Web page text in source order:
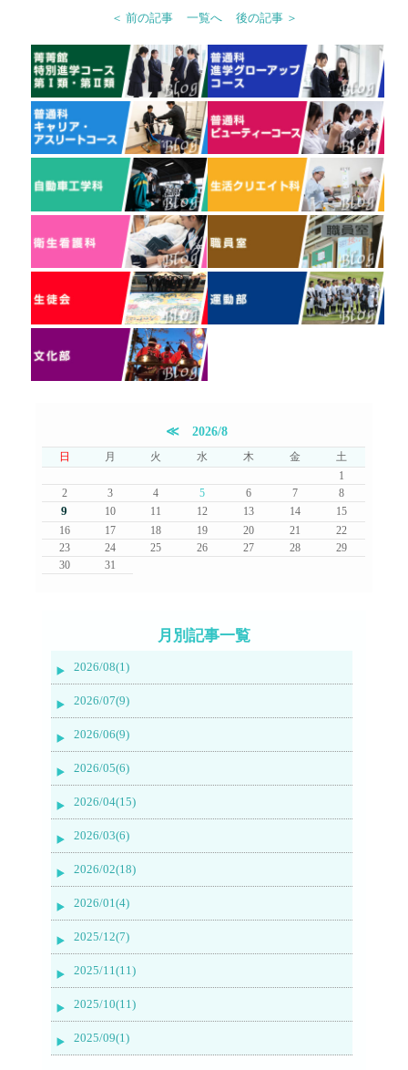
＜ 前の記事 一覧へ 後の記事 ＞
≪ 2026/8
日 月 火 水 木 金
土
1
2
3 4 5 6 7 8
9 10 11 12 13 14
15
16
17 18 19 20 21
22
23
24 25 26 27 28
29
30
31
月別記事一覧
2026/08(1)
2026/07(9)
2026/06(9)
2026/05(6)
2026/04(15)
2026/03(6)
2026/02(18)
2026/01(4)
2025/12(7)
2025/11(11)
2025/10(11)
2025/09(1)